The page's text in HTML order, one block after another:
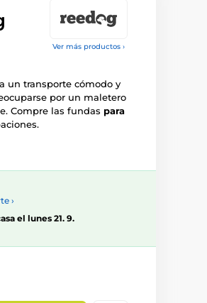
Ver más productos ›
un transporte cómodo y
por un maletero
Compre las fundas para
›
el lunes 21. 9.